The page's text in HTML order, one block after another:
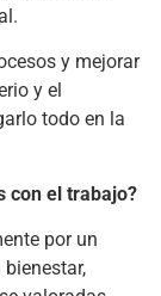
y mejorar
y el
todo en la
con el trabajo?
por un